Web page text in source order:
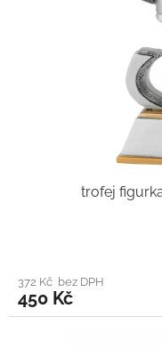
trofej
372 Kč bez DPH
450 Kč